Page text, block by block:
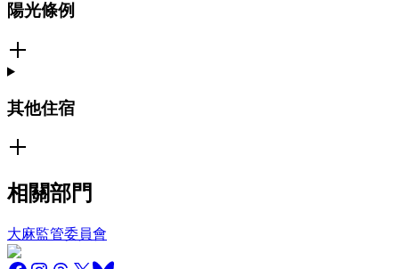
陽光條例
其他住宿
相關部門
大麻監管委員會